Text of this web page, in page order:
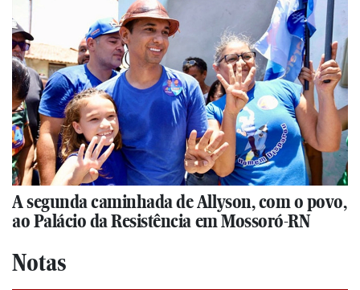
A segunda caminhada de Allyson, com o povo,
ao Palácio da Resistência em Mossoró-RN
Notas